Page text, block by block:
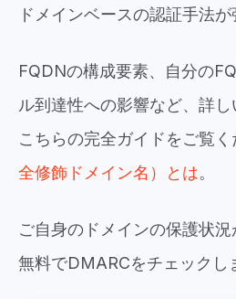
ドメインベースの認証手法が
FQDNの構成要素、自分の
ル到達性への影響など、詳し
こちらの完全ガイドをご覧く
全修飾ドメイン名）とは。
ご自身のドメインの保護状
無料でDMARCをチェックし